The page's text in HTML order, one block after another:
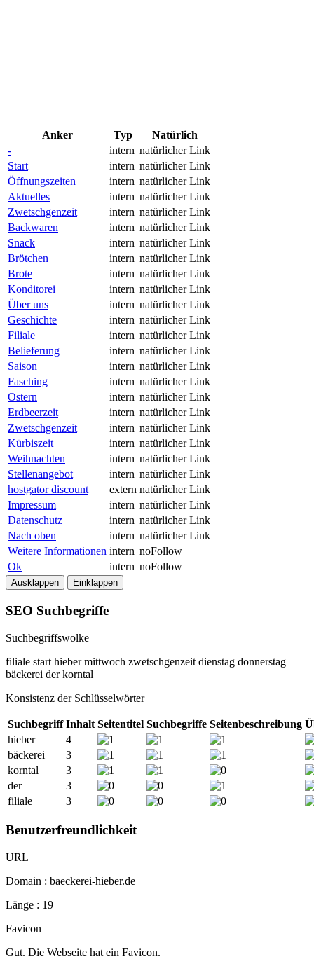
Anker Typ
Natürlich
-
intern natürlicher Link
Start
intern natürlicher Link
Öffnungszeiten
intern natürlicher Link
Aktuelles
intern natürlicher Link
Zwetschgenzeit
intern natürlicher Link
Backwaren
intern natürlicher Link
Snack
intern natürlicher Link
Brötchen
intern natürlicher Link
Brote
intern natürlicher Link
Konditorei
intern natürlicher Link
Über uns
intern natürlicher Link
Geschichte
intern natürlicher Link
Filiale
intern natürlicher Link
Belieferung
intern natürlicher Link
Saison
intern natürlicher Link
Fasching
intern natürlicher Link
Ostern
intern natürlicher Link
Erdbeerzeit
intern natürlicher Link
Zwetschgenzeit
intern natürlicher Link
Kürbiszeit
intern natürlicher Link
Weihnachten
intern natürlicher Link
Stellenangebot
intern natürlicher Link
hostgator discount
extern natürlicher Link
Impressum
intern natürlicher Link
Datenschutz
intern natürlicher Link
Nach oben
intern natürlicher Link
Weitere Informationen intern noFollow
Ok
intern noFollow
Ausklappen Einklappen
SEO Suchbegriffe
Suchbegriffswolke
filiale start hieber mittwoch zwetschgenzeit dienstag donnerstag
bäckerei der korntal
Konsistenz der Schlüsselwörter
Suchbegriff Inhalt Seitentitel Suchbegriffe Seitenbeschreibung
hieber
4
bäckerei
3
korntal
3
der
3
filiale
3
Benutzerfreundlichkeit
URL
Domain : baeckerei-hieber.de
Länge : 19
Favicon
Gut. Die Webseite hat ein Favicon.